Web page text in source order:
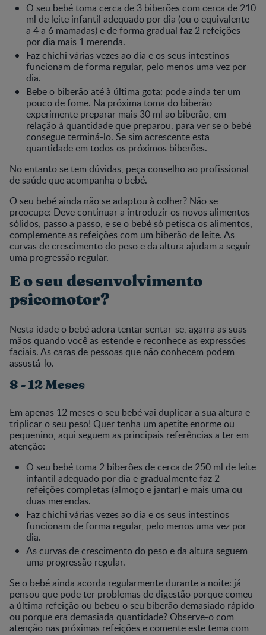
O seu bebé toma cerca de 3 biberões com cerca de 210
ml de leite infantil adequado por dia (ou o equivalente
a 4 a 6 mamadas) e de forma gradual faz 2 refeições
por dia mais 1 merenda.
Faz chichi várias vezes ao dia e os seus intestinos
funcionam de forma regular, pelo menos uma vez por
dia.
Bebe o biberão até à última gota: pode ainda ter um
pouco de fome. Na próxima toma do biberão
experimente preparar mais 30 ml ao biberão, em
relação à quantidade que preparou, para ver se o bebé
consegue terminá-lo. Se sim acrescente esta
quantidade em todos os próximos biberões.
No entanto se tem dúvidas, peça conselho ao profissional
de saúde que acompanha o bebé.
O seu bebé ainda não se adaptou à colher? Não se
preocupe: Deve continuar a introduzir os novos alimentos
sólidos, passo a passo, e se o bebé só petisca os alimentos,
complemente as refeições com um biberão de leite. As
curvas de crescimento do peso e da altura ajudam a seguir
uma progressão regular.
E o seu desenvolvimento
psicomotor?
Nesta idade o bebé adora tentar sentar-se, agarra as suas
mãos quando você as estende e reconhece as expressões
faciais. As caras de pessoas que não conhecem podem
assustá-lo.
8 - 12 Meses
Em apenas 12 meses o seu bebé vai duplicar a sua altura e
triplicar o seu peso! Quer tenha um apetite enorme ou
pequenino, aqui seguem as principais referências a ter em
atenção:
O seu bebé toma 2 biberões de cerca de 250 ml de leite
infantil adequado por dia e gradualmente faz 2
refeições completas (almoço e jantar) e mais uma ou
duas merendas.
Faz chichi várias vezes ao dia e os seus intestinos
funcionam de forma regular, pelo menos uma vez por
dia.
As curvas de crescimento do peso e da altura seguem
uma progressão regular.
Se o bebé ainda acorda regularmente durante a noite: já
pensou que pode ter problemas de digestão porque comeu
a última refeição ou bebeu o seu biberão demasiado rápido
ou porque era demasiada quantidade? Observe-o com
atenção nas próximas refeições e comente este tema com